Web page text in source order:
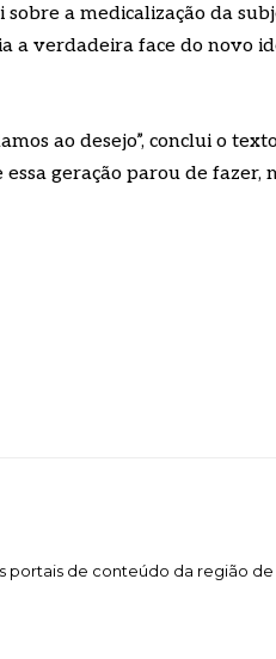
a medicalização da
a verdadeira face do novo
ao desejo”, conclui o
geração parou de fazer,
portais de conteúdo da região de